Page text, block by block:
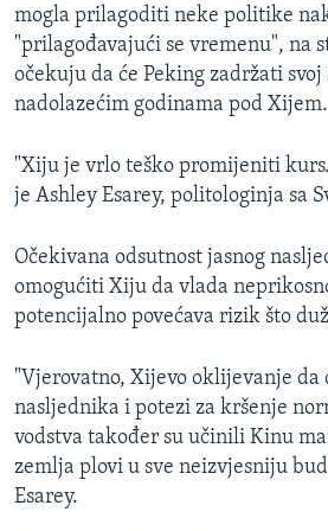
mogla prilagoditi neke politike
"prilagođavajući se vremenu", na
očekuju da će Peking zadržati
nadolazećim godinama pod Xijem.
"Xiju je vrlo teško promijeniti
je Ashley Esarey, politologinja sa
Očekivana odsutnost jasnog
omogućiti Xiju da vlada
potencijalno povećava rizik što
"Vjerovatno, Xijevo oklijevanje da
nasljednika i potezi za kršenje
vodstva također su učinili Kinu
zemlja plovi u sve neizvjesniju
Esarey.